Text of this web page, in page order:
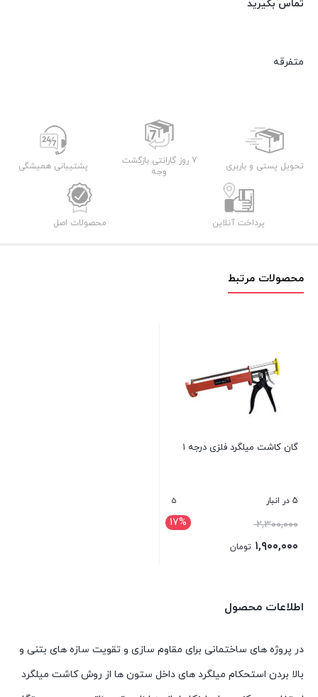
تماس بگیرید
متفرقه
تحویل پستی و باربری
7 روز گارانتی بازگشت
وجه
پشتیبانی همیشگی
پرداخت آنلاین محصولات اصل
محصولات مرتبط
گان کاشت میلگرد فلزی درجه ۱
5 در انبار 5
17% ۲,۳۰۰,۰۰۰قیمت
اصلی: ۱,۹۰۰,۰۰۰ تومان
۱,۹۰۰,۰۰۰ تومان.
اطلاعات محصول
در پروژه های ساختمانی برای مقاوم سازی و تقویت سازه های بتنی و
بالا بردن استحکام میلگرد های داخل ستون ها از روش کاشت میلگرد